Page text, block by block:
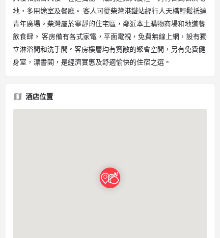
地，多用途室及餐廳。 客人可從柴灣港鐵站經行人天橋輕鬆抵達
青年廣場。柴灣屬於寧靜的住宅區，鄰近本土購物商場和地道餐
飲食肆。 客房備有各式家電，平面電視，免費無線上網，設有獨
立淋浴間和洗手間。客房樓層均有寬敞的聚會空間，另有免費健
身室，漂書閣，是經濟實惠及舒適愉快的住宿之選。
酒店位置